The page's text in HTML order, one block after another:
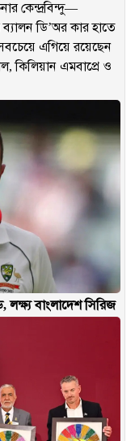
কেন্দ্রবিন্দু—
ডি’অর কার হাতে
এগিয়ে রয়েছেন
কিলিয়ান এমবাপ্রে ও
লক্ষ্য বাংলাদেশ সিরিজ